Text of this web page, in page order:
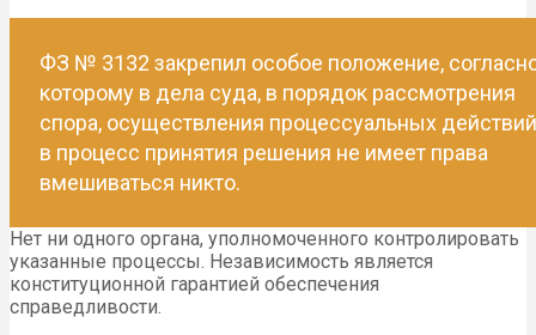
ФЗ № 3132 закрепил особое положение,
которому в дела суда, в порядок рассмотрения
спора, осуществления процессуальных
в процесс принятия решения не имеет права
вмешиваться никто.
Нет ни одного органа, уполномоченного контролировать
указанные процессы. Независимость является
конституционной гарантией обеспечения
справедливости.